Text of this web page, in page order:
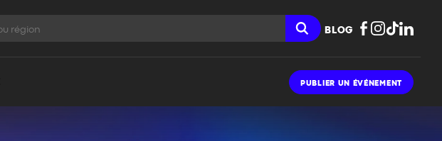
BLOG
PUBLIER UN ÉVÉNEMENT